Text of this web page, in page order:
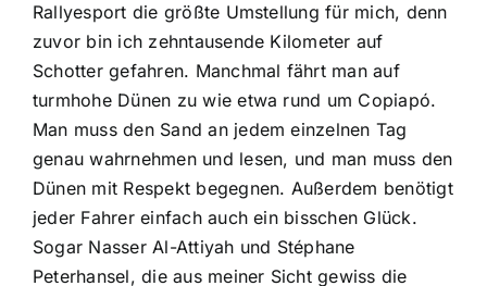
Rallyesport die größte Umstellung für mich, denn
zuvor bin ich zehntausende Kilometer auf
Schotter gefahren. Manchmal fährt man auf
turmhohe Dünen zu wie etwa rund um Copiapó.
Man muss den Sand an jedem einzelnen Tag
genau wahrnehmen und lesen, und man muss den
Dünen mit Respekt begegnen. Außerdem benötigt
jeder Fahrer einfach auch ein bisschen Glück.
Sogar Nasser Al-Attiyah und Stéphane
Peterhansel, die aus meiner Sicht gewiss die